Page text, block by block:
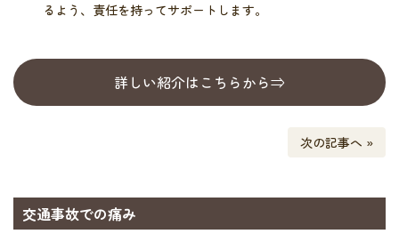
るよう、責任を持ってサポートします。
詳しい紹介はこちらから⇒
次の記事へ »
交通事故での痛み